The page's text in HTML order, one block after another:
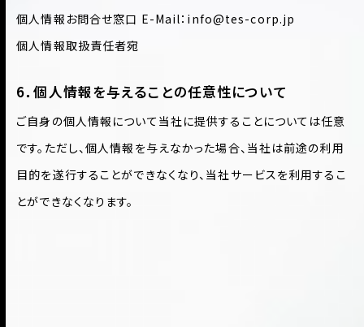
個人情報お問合せ窓口 E-Mail：info@tes-corp.jp
個人情報取扱責任者宛
6．個人情報を与えることの任意性について
ご自身の個人情報について当社に提供することについては任意
です。ただし、個人情報を与えなかった場合、当社は前途の利用
目的を遂行することができなくなり、当社サービスを利用するこ
とができなくなります。